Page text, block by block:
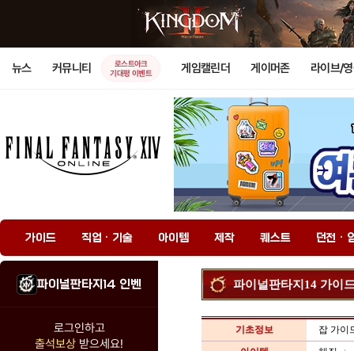
뉴스 커뮤니티
로스트아크
기대평 이벤트
게임캘린더 게이머존 라이브/
가이드 직업 · 기술 아이템 제작 퀘스트 던전 ·
파이널판타지14 인벤
로그인하고
출석보상 받으세요!
파이널판타지14 가이
기초정보
잡 가이